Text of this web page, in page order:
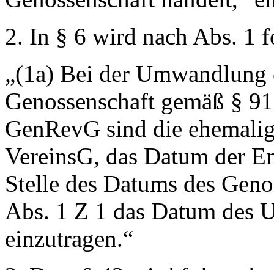
2. In § 6 wird nach Abs. 1
„(1a) Bei der Umwandlung
Genossenschaft gemäß §
GenRevG sind die
VereinsG, das Datum der
Stelle des Datums des
Abs. 1 Z 1 das Datum des
einzutragen.“